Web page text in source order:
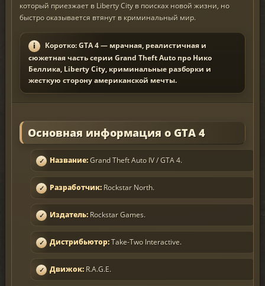
который приезжает в Liberty City в поисках новой жизни, но
быстро оказывается втянут в криминальный мир.
Коротко: GTA 4 — мрачная, реалистичная и
сюжетная часть серии Grand Theft Auto про Нико
Беллика, Liberty City, криминальные разборки и
жесткую сторону американской мечты.
Основная информация о GTA 4
Название:Grand Theft Auto IV / GTA 4.
Разработчик: Rockstar North.
Издатель: Rockstar Games.
Дистрибьютор:Take-Two Interactive.
Движок: R.A.G.E.